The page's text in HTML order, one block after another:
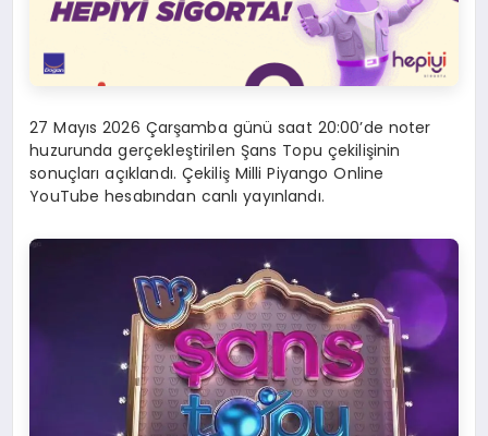
27 Mayıs 2026 Çarşamba günü saat 20:00’de noter
huzurunda gerçekleştirilen Şans Topu çekilişinin
sonuçları açıklandı. Çekiliş Milli Piyango Online
YouTube hesabından canlı yayınlandı.